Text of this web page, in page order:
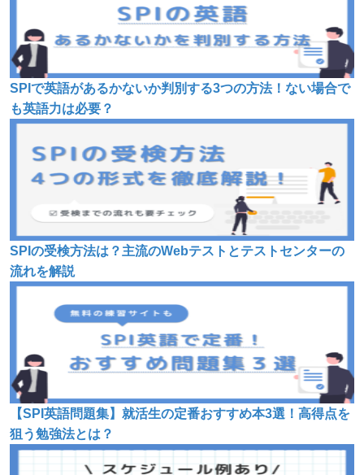
SPIで英語があるかないか判別する3つの方法！ない場合で
も英語力は必要？
SPIの受検方法は？主流のWebテストとテストセンターの
流れを解説
【SPI英語問題集】就活生の定番おすすめ本3選！高得点を
狙う勉強法とは？